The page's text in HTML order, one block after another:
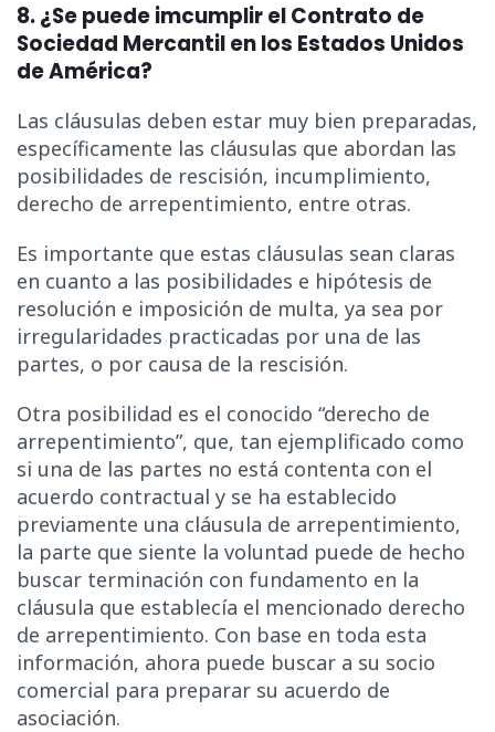
8.¿Se puede imcumplir el Contrato de
Sociedad Mercantil en los Estados Unidos
de América?
Las cláusulas deben estar muy bien preparadas,
específicamente las cláusulas que abordan las
posibilidades de rescisión, incumplimiento,
derecho de arrepentimiento, entre otras.
Es importante que estas cláusulas sean claras
en cuanto a las posibilidades e hipótesis de
resolución e imposición de multa, ya sea por
irregularidades practicadas por una de las
partes, o por causa de la rescisión.
Otra posibilidad es el conocido “derecho de
arrepentimiento”, que, tan ejemplificado como
si una de las partes no está contenta con el
acuerdo contractual y se ha establecido
previamente una cláusula de arrepentimiento,
la parte que siente la voluntad puede de hecho
buscar terminación con fundamento en la
cláusula que establecía el mencionado derecho
de arrepentimiento. Con base en toda esta
información, ahora puede buscar a su socio
comercial para preparar su acuerdo de
asociación.